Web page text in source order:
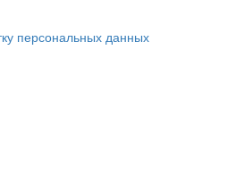
персональных данных